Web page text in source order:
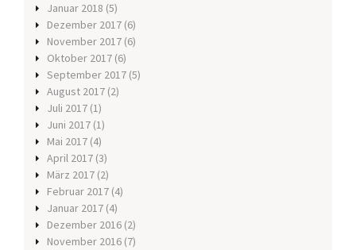
Januar 2018 (5)
Dezember 2017 (6)
November 2017 (6)
Oktober 2017 (6)
September 2017 (5)
August 2017 (2)
Juli 2017 (1)
Juni 2017 (1)
Mai 2017 (4)
April 2017 (3)
März 2017 (2)
Februar 2017 (4)
Januar 2017 (4)
Dezember 2016 (2)
November 2016 (7)